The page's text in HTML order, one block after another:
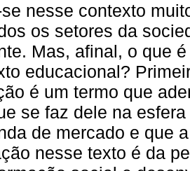
se nesse contexto
os setores da
Mas, afinal, o que
educacional?
é um termo que
se faz dele na
de mercado e que
nesse texto é da